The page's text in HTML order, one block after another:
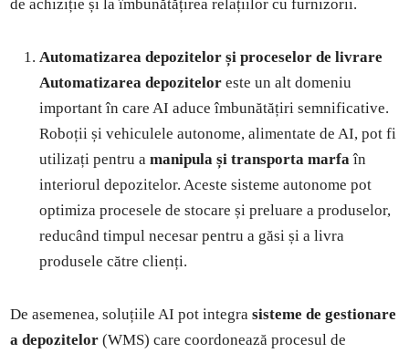
de achiziție și la îmbunătățirea relațiilor cu furnizorii.
Automatizarea depozitelor și proceselor de livrare
Automatizarea depozitelor este un alt domeniu
important în care AI aduce îmbunătățiri semnificative.
Roboții și vehiculele autonome, alimentate de AI, pot fi
utilizați pentru amanipula și transporta marfa în
interiorul depozitelor. Aceste sisteme autonome pot
optimiza procesele de stocare și preluare a produselor,
reducând timpul necesar pentru a găsi și a livra
produsele către clienți.
De asemenea, soluțiile AI pot integrasisteme de gestionare
a depozitelor (WMS) care coordonează procesul de